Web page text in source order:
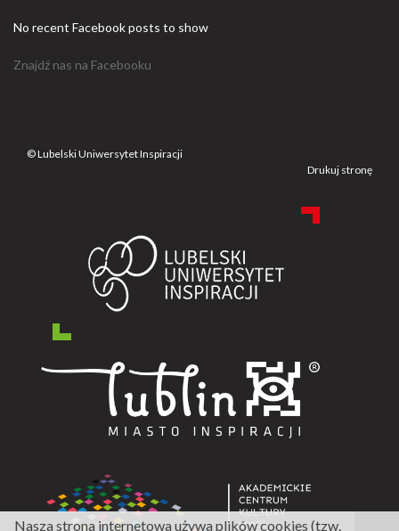
No recent Facebook posts to show
Znajdź nas na Facebooku
© Lubelski Uniwersytet Inspiracji
Drukuj stronę
Nasza strona internetowa używa plików cookies (tzw.